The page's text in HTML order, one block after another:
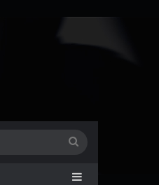
Sidebar